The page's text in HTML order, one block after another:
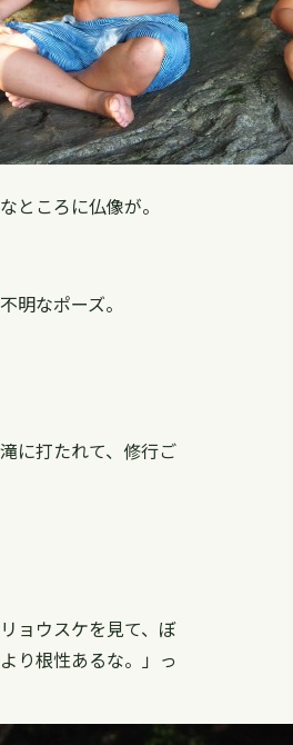
ところに仏像が。
明なポーズ。
に打たれて、修行ご
ョウスケを見て、ぼ
り根性あるな。」っ